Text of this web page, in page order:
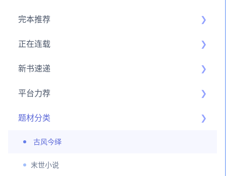
完本推荐
正在连载
新书速递
平台力荐
题材分类
古风今绎
末世小说